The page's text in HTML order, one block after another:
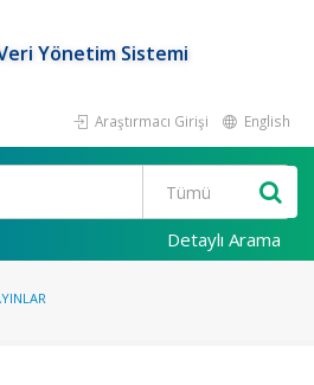
Yönetim Sistemi
Araştırmacı Girişi English
Detaylı Arama